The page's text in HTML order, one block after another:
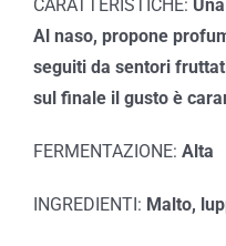
CARATTERISTICHE:
Al naso, propone
seguiti da sentori
sul finale il gusto è
FERMENTAZIONE: Alta
INGREDIENTI: Malto,